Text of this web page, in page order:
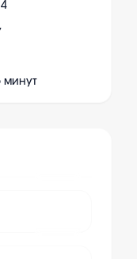
минут